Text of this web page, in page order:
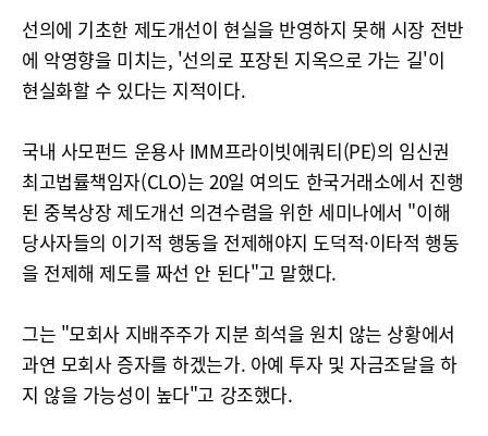
선의에 기초한 제도개선이 현실을 반영하지 못해 시장 전반
에 악영향을 미치는, '선의로 포장된 지옥으로 가는 길'이
현실화할 수 있다는 지적이다.
국내 사모펀드 운용사 IMM프라이빗에쿼티(PE)의 임신권
최고법률책임자(CLO)는 20일 여의도 한국거래소에서 진행
된 중복상장 제도개선 의견수렴을 위한 세미나에서 "이해
당사자들의 이기적 행동을 전제해야지 도덕적·이타적 행동
을 전제해 제도를 짜선 안 된다"고 말했다.
그는 "모회사 지배주주가 지분 희석을 원치 않는 상황에서
과연 모회사 증자를 하겠는가. 아예 투자 및 자금조달을 하
지 않을 가능성이 높다"고 강조했다.